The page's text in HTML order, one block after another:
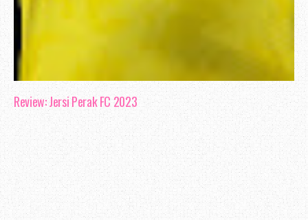
Review: Jersi Perak FC 2023